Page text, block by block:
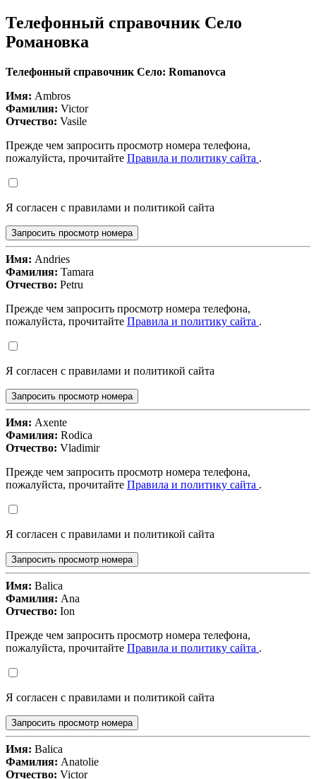
Телефонный справочник Село
Романовка
Телефонный справочник Село: Romanovca
Имя: Ambros
Фамилия: Victor
Отчество: Vasile
Прежде чем запросить просмотр номера телефона,
пожалуйста, прочитайте Правила и политику сайта .
Я согласен с правилами и политикой сайта
Запросить просмотр номера
Имя: Andries
Фамилия: Tamara
Отчество: Petru
Прежде чем запросить просмотр номера телефона,
пожалуйста, прочитайте Правила и политику сайта .
Я согласен с правилами и политикой сайта
Запросить просмотр номера
Имя: Axente
Фамилия: Rodica
Отчество: Vladimir
Прежде чем запросить просмотр номера телефона,
пожалуйста, прочитайте Правила и политику сайта .
Я согласен с правилами и политикой сайта
Запросить просмотр номера
Имя: Balica
Фамилия: Ana
Отчество: Ion
Прежде чем запросить просмотр номера телефона,
пожалуйста, прочитайте Правила и политику сайта .
Я согласен с правилами и политикой сайта
Запросить просмотр номера
Имя: Balica
Фамилия: Anatolie
Отчество: Victor